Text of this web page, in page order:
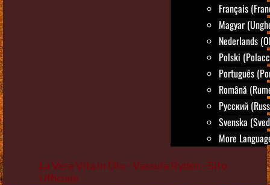
Français
Magyar
Nederlands
Polski
Português
Română
Русский
Svenska
More
La Vera Vita in Dio - Vassula Rydén - Sito
Ufficiale